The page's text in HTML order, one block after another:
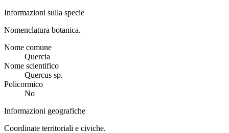
Informazioni sulla specie
Nomenclatura botanica.
Nome comune
Quercia
Nome scientifico
Quercus sp.
Policormico
No
Informazioni geografiche
Coordinate territoriali e civiche.